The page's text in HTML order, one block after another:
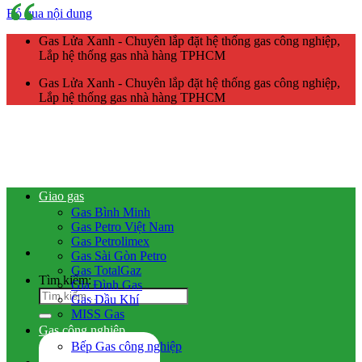
Bỏ qua nội dung
Gas Lửa Xanh - Chuyên lắp đặt hệ thống gas công nghiệp,
Lắp hệ thống gas nhà hàng TPHCM
Gas Lửa Xanh - Chuyên lắp đặt hệ thống gas công nghiệp,
Lắp hệ thống gas nhà hàng TPHCM
Tìm kiếm:
Giao gas
Gas Bình Minh
Gas Petro Việt Nam
Gas Petrolimex
Gas Sài Gòn Petro
Gas TotalGaz
Gia Đình Gas
Gas Dầu Khí
MISS Gas
Gas công nghiệp
Bếp Gas công nghiệp